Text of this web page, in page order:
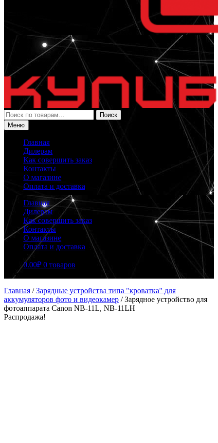
Искать:
Поиск
Меню
Главная
Дилерам
Как совершить заказ
Контакты
О магазине
Оплата и доставка
Главная
Дилерам
Как совершить заказ
Контакты
О магазине
Оплата и доставка
0.00₽ 0 товаров
Главная /Зарядные устройства типа "кроватка" для
аккумуляторов фото и видеокамер /Зарядное устройство для
фотоаппарата Canon NB-11L, NB-11LH
Распродажа!